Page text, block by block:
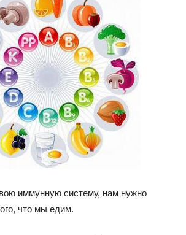
иммунную систему, нам нужно
что мы едим.